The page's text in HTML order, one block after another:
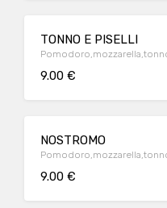
TONNO E PISELLI
9.00 €
NOSTROMO
9.00 €